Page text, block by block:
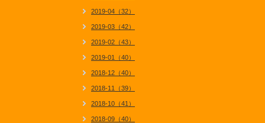
2019-04（32）
2019-03（42）
2019-02（43）
2019-01（40）
2018-12（40）
2018-11（39）
2018-10（41）
2018-09（40）